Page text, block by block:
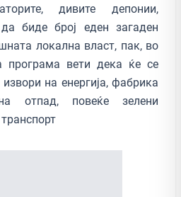
дивите депонии,
биде број еден загаден
локална власт, пак, во
програма вети дека ќе се
на енергија, фабрика
отпад, повеќе зелени